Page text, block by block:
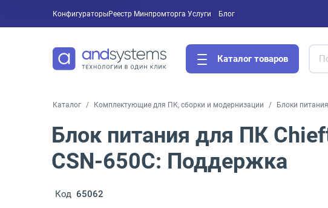
Конфигураторы Услуги
Реестр Минпромторга Блог
Каталог товаров
Каталог Комплектующие для ПК, сборки и модернизации Блоки
Блок питания для ПК
CSN-650C: Поддержка
Код 65062